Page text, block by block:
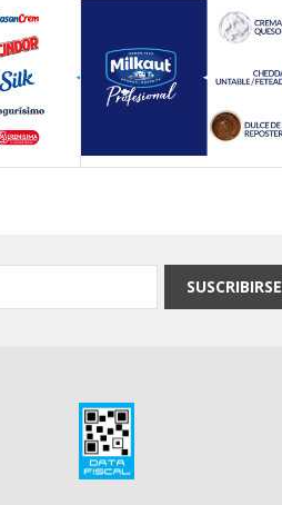
SUSCRIBIRSE